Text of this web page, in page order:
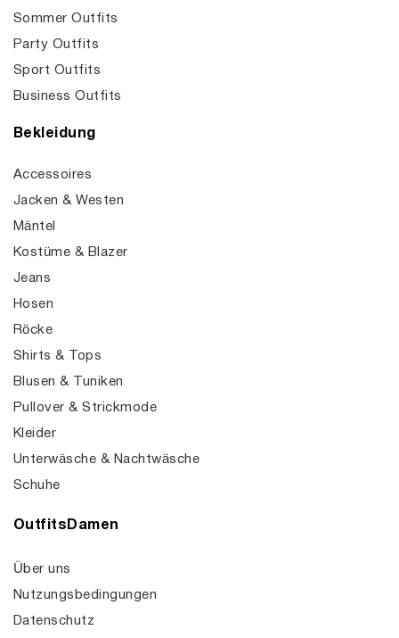
Sommer Outfits
Party Outfits
Sport Outfits
Business Outfits
Bekleidung
Accessoires
Jacken & Westen
Mäntel
Kostüme & Blazer
Jeans
Hosen
Röcke
Shirts & Tops
Blusen & Tuniken
Pullover & Strickmode
Kleider
Unterwäsche & Nachtwäsche
Schuhe
OutfitsDamen
Über uns
Nutzungsbedingungen
Datenschutz